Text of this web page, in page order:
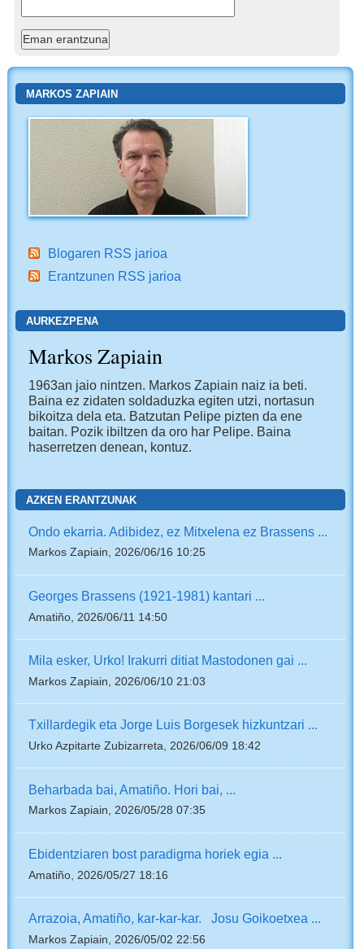
MARKOS ZAPIAIN
Blogaren RSS jarioa
Erantzunen RSS jarioa
AURKEZPENA
Markos Zapiain
1963an jaio nintzen. Markos Zapiain naiz ia beti.
Baina ez zidaten soldaduzka egiten utzi, nortasun
bikoitza dela eta. Batzutan Pelipe pizten da ene
baitan. Pozik ibiltzen da oro har Pelipe. Baina
haserretzen denean, kontuz.
AZKEN ERANTZUNAK
Ondo ekarria. Adibidez, ez Mitxelena ez Brassens ...
Markos Zapiain, 2026/06/16 10:25
Georges Brassens (1921-1981) kantari ...
Amatiño, 2026/06/11 14:50
Mila esker, Urko! Irakurri ditiat Mastodonen gai ...
Markos Zapiain, 2026/06/10 21:03
Txillardegik eta Jorge Luis Borgesek hizkuntzari ...
Urko Azpitarte Zubizarreta, 2026/06/09 18:42
Beharbada bai, Amatiño. Hori bai, ...
Markos Zapiain, 2026/05/28 07:35
Ebidentziaren bost paradigma horiek egia ...
Amatiño, 2026/05/27 18:16
Arrazoia, Amatiño, kar-kar-kar. Josu Goikoetxea ...
Markos Zapiain, 2026/05/02 22:56